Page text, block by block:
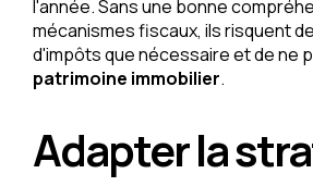
l'année. Sans une bonne
mécanismes fiscaux, ils risquent
d'impôts que nécessaire et de ne
patrimoine immobilier.
Adapter la